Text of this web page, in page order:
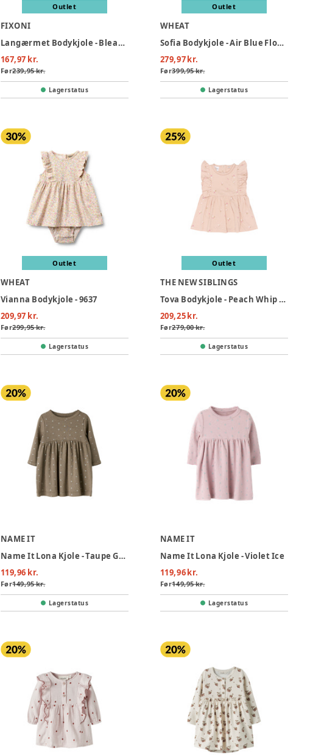
Outlet
FIXONI
Langærmet Bodykjole - Bleached Mauve
167,97 kr.
Før239,95 kr.
Lagerstatus
Outlet
WHEAT
Sofia Bodykjole - Air Blue Flowers
279,97 kr.
Før399,95 kr.
Lagerstatus
Outlet
WHEAT
Vianna Bodykjole - 9637
209,97 kr.
Før299,95 kr.
Lagerstatus
Outlet
THE NEW SIBLINGS
Tova Bodykjole - Peach Whip AOP
209,25 kr.
Før279,00 kr.
Lagerstatus
NAME IT
Name It Lona Kjole - Taupe Gray
119,96 kr.
Før149,95 kr.
Lagerstatus
NAME IT
Name It Lona Kjole - Violet Ice
119,96 kr.
Før149,95 kr.
Lagerstatus